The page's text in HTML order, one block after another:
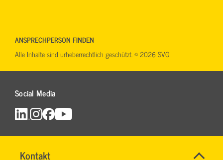
Kontakt
Name*
Maut
Social Media
ANSPRECHPERSON FINDEN
Alle Inhalte sind urheberrechtlich geschützt. © 2026 SVG